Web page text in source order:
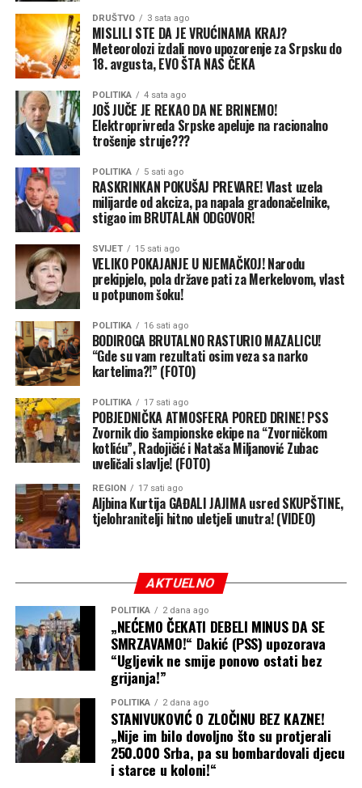
DRUŠTVO 3 sata ago
MISLILI STE DA JE VRUĆINAMA KRAJ?
Meteorolozi izdali novo upozorenje za Srpsku do
18. avgusta, EVO ŠTA NAS ČEKA
POLITIKA 4 sata ago
JOŠ JUČE JE REKAO DA NE BRINEMO!
Elektroprivreda Srpske apeluje na racionalno
trošenje struje???
POLITIKA 5 sati ago
RASKRINKAN POKUŠAJ PREVARE! Vlast uzela
milijarde od akciza, pa napala gradonačelnike,
stigao im BRUTALAN ODGOVOR!
SVIJET 15 sati ago
VELIKO POKAJANJE U NJEMAČKOJ! Narodu
prekipjelo, pola države pati za Merkelovom, vlast
u potpunom šoku!
POLITIKA 16 sati ago
BODIROGA BRUTALNO RASTURIO MAZALICU!
“Gde su vam rezultati osim veza sa narko
kartelima?!” (FOTO)
POLITIKA 17 sati ago
POBJEDNIČKA ATMOSFERA PORED DRINE! PSS
Zvornik dio šampionske ekipe na “Zvorničkom
kotliću”, Radojičić i Nataša Miljanović Zubac
uveličali slavlje! (FOTO)
REGION 17 sati ago
Aljbina Kurtija GAĐALI JAJIMA usred SKUPŠTINE,
tjelohranitelji hitno uletjeli unutra! (VIDEO)
AKTUELNO
POLITIKA 2 dana ago
„NEĆEMO ČEKATI DEBELI MINUS DA SE
SMRZAVAMO!“ Dakić (PSS) upozorava
“Ugljevik ne smije ponovo ostati bez
grijanja!”
POLITIKA 2 dana ago
STANIVUKOVIĆ O ZLOČINU BEZ KAZNE!
„Nije im bilo dovoljno što su protjerali
250.000 Srba, pa su bombardovali djecu
i starce u koloni!“